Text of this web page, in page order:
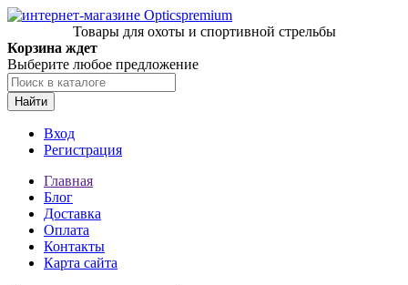
Товары для охоты и спортивной стрельбы
Корзина ждет
Выберите любое предложение
Найти
Вход
Регистрация
Главная
Блог
Доставка
Оплата
Контакты
Карта сайта